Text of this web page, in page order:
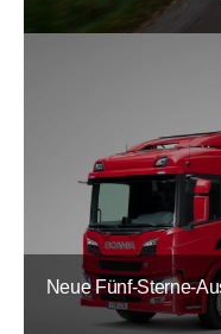
Neue Fünf-Sterne-